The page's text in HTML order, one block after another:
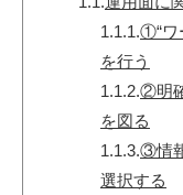
1.1.1.①“ワ
を行う
1.1.2.②明
を図る
1.1.3.③情
選択する